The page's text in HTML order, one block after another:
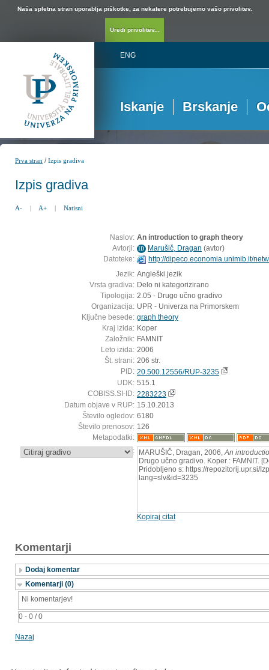
Naša spletna stran uporablja piškotke, za nekatere potrebujemo vašo privolitev.
Uredi privolitev...
ENG
Iskanje Brskanje
Prva stran /Izpis gradiva
Izpis gradiva
A- | A+ | Natisni
Naslov: An introduction to graph theory
Avtorji: ID Marušič, Dragan (avtor)
Datoteke:
http://dipeco.economia.unimib.it/
Jezik: Angleški jezik
Vrsta gradiva: Delo ni kategorizirano
Tipologija: 2.05 - Drugo učno gradivo
Organizacija: UPR - Univerza na Primorskem
Ključne besede: graph theory
Kraj izida: Koper
Založnik: FAMNIT
Leto izida: 2006
Št. strani: 206 str.
PID: 20.500.12556/RUP-3235
UDK: 515.1
COBISS.SI-ID: 2283223
Datum objave v RUP: 15.10.2013
Število ogledov: 6180
Število prenosov: 126
Metapodatki:
: MARUŠIČ, Dragan, 2006, An
Drugo učno gradivo. Koper : FAMNIT.
Pridobljeno s: https://repozitorij.upr.si/
lang=slv&id=3235
Kopiraj citat
Komentarji
Dodaj komentar
Komentarji (0)
0 - 0 / 0
Ni komentarjev!
Nazaj